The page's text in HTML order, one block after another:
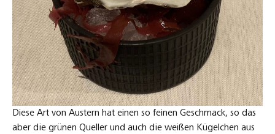
Diese Art von Austern hat einen so feinen Geschmack, so das
aber die grünen Queller und auch die weißen Kügelchen aus